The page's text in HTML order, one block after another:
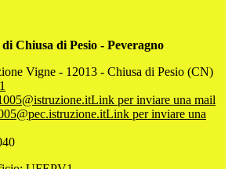
Chiusa di Pesio - Peveragno
Vigne - 12013 - Chiusa di Pesio (CN)
Link per inviare una mail
Link per inviare una